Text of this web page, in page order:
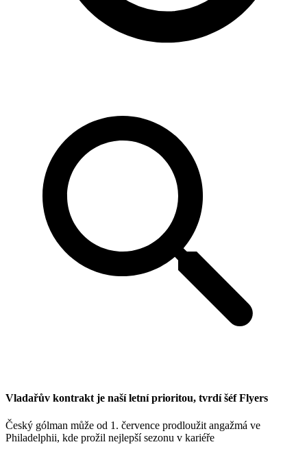
Vladařův kontrakt je naší letní prioritou, tvrdí šéf Flyers
Český gólman může od 1. července prodloužit angažmá ve
Philadelphii, kde prožil nejlepší sezonu v kariéře